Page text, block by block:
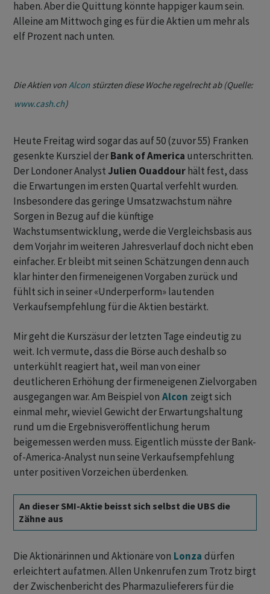
haben. Aber die Quittung könnte happiger kaum sein.
Alleine am Mittwoch ging es für die Aktien um mehr als
elf Prozent nach unten.
Die Aktien von Alcon stürzten diese Woche regelrecht ab (Quelle:
www.cash.ch)
Heute Freitag wird sogar das auf 50 (zuvor 55) Franken
gesenkte Kursziel derBank of America unterschritten.
Der Londoner AnalystJulien Ouaddourhält fest, dass
die Erwartungen im ersten Quartal verfehlt wurden.
Insbesondere das geringe Umsatzwachstum nähre
Sorgen in Bezug auf die künftige
Wachstumsentwicklung, werde die Vergleichsbasis aus
dem Vorjahr im weiteren Jahresverlauf doch nicht eben
einfacher. Er bleibt mit seinen Schätzungen denn auch
klar hinter den firmeneigenen Vorgaben zurück und
fühlt sich in seiner «Underperform» lautenden
Verkaufsempfehlung für die Aktien bestärkt.
Mir geht die Kurszäsur der letzten Tage eindeutig zu
weit. Ich vermute, dass die Börse auch deshalb so
unterkühlt reagiert hat, weil man von einer
deutlicheren Erhöhung der firmeneigenen Zielvorgaben
ausgegangen war. Am Beispiel von Alcon zeigt sich
einmal mehr, wieviel Gewicht der Erwartungshaltung
rund um die Ergebnisveröffentlichung herum
beigemessen werden muss. Eigentlich müsste der Bank-
of-America-Analyst nun seine Verkaufsempfehlung
unter positiven Vorzeichen überdenken.
An dieser SMI-Aktie beisst sich selbst die UBS die
Zähne aus
Die Aktionärinnen und Aktionäre von Lonza dürfen
erleichtert aufatmen. Allen Unkenrufen zum Trotz birgt
der Zwischenbericht des Pharmazulieferers für die